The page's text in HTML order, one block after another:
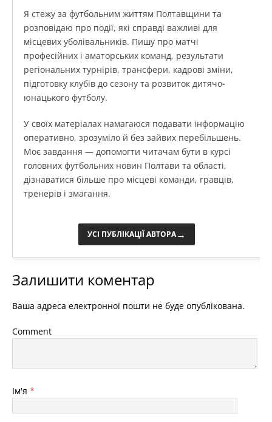
Я стежу за футбольним життям Полтавщини та
розповідаю про події, які справді важливі для
місцевих уболівальників. Пишу про матчі
професійних і аматорських команд, результати
регіональних турнірів, трансфери, кадрові зміни,
підготовку клубів до сезону та розвиток дитячо-
юнацького футболу.
У своїх матеріалах намагаюся подавати інформацію
оперативно, зрозуміло й без зайвих перебільшень.
Моє завдання — допомогти читачам бути в курсі
головних футбольних новин Полтави та області,
дізнаватися більше про місцеві команди, гравців,
тренерів і змагання.
УСІ ПУБЛІКАЦІЇ АВТОРА→
Залишити коментар
Ваша адреса електронної пошти не буде опублікована.
Comment
Ім'я *